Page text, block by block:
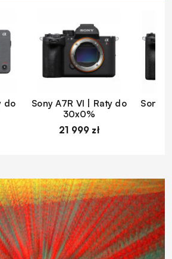
do
Sony A7R VI | Raty do
30x0%
21 999 zł
Sony